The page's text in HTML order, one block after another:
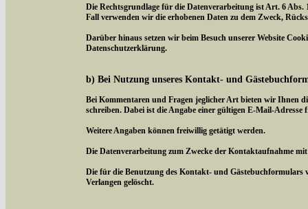
Die Rechtsgrundlage für die Datenverarbeitung ist Art. 6 Abs.
Fall verwenden wir die erhobenen Daten zu dem Zweck,
Darüber hinaus setzen wir beim Besuch unserer Website
Datenschutzerklärung.
b) Bei Nutzung unseres Kontakt- und
Bei Kommentaren und Fragen jeglicher Art bieten wir Ihnen
schreiben. Dabei ist die Angabe einer gültigen E-Mail-
Weitere Angaben können freiwillig getätigt werden.
Die Datenverarbeitung zum Zwecke der Kontaktaufnahme
Die für die Benutzung des Kontakt- und Gästebuchformulars
Verlangen gelöscht.